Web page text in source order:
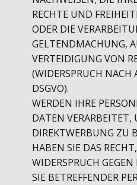
RECHTE UND
ODER DIE
GELTENDMACHUNG,
VERTEIDIGUNG VON
(WIDERSPRUCH NACH
DSGVO).
WERDEN IHRE
DATEN VERARBEITET,
DIREKTWERBUNG ZU
HABEN SIE DAS
WIDERSPRUCH
SIE BETREFFENDER